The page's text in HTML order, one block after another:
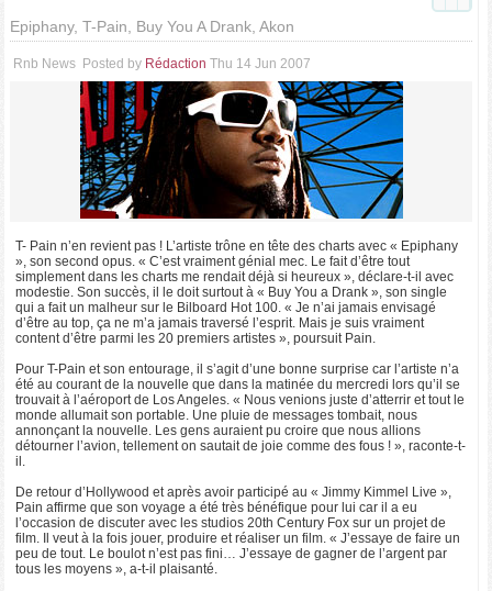
Epiphany, T-Pain, Buy You A Drank, Akon
Rnb News Posted by Rédaction Thu 14 Jun 2007
T- Pain n’en revient pas ! L’artiste trône en tête des charts avec « Epiphany
», son second opus. « C’est vraiment génial mec. Le fait d’être tout
simplement dans les charts me rendait déjà si heureux », déclare-t-il avec
modestie. Son succès, il le doit surtout à « Buy You a Drank », son single
qui a fait un malheur sur le Bilboard Hot 100. « Je n’ai jamais envisagé
d’être au top, ça ne m’a jamais traversé l’esprit. Mais je suis vraiment
content d’être parmi les 20 premiers artistes », poursuit Pain.
Pour T-Pain et son entourage, il s’agit d’une bonne surprise car l’artiste n’a
été au courant de la nouvelle que dans la matinée du mercredi lors qu’il se
trouvait à l’aéroport de Los Angeles. « Nous venions juste d’atterrir et tout le
monde allumait son portable. Une pluie de messages tombait, nous
annonçant la nouvelle. Les gens auraient pu croire que nous allions
détourner l’avion, tellement on sautait de joie comme des fous ! », raconte-t-
il.
De retour d’Hollywood et après avoir participé au « Jimmy Kimmel Live »,
Pain affirme que son voyage a été très bénéfique pour lui car il a eu
l’occasion de discuter avec les studios 20th Century Fox sur un projet de
film. Il veut à la fois jouer, produire et réaliser un film. « J’essaye de faire un
peu de tout. Le boulot n’est pas fini… J’essaye de gagner de l’argent par
tous les moyens », a-t-il plaisanté.